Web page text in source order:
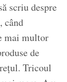
scriu despre
când
mai multor
de
Tricoul